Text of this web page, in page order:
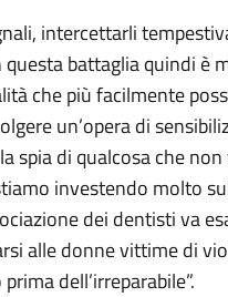
intercettarli
questa battaglia quindi è
che più facilmente
un’opera di
spia di qualcosa che
investendo molto
dei dentisti va
alle donne vittime di
dell’irreparabile”.